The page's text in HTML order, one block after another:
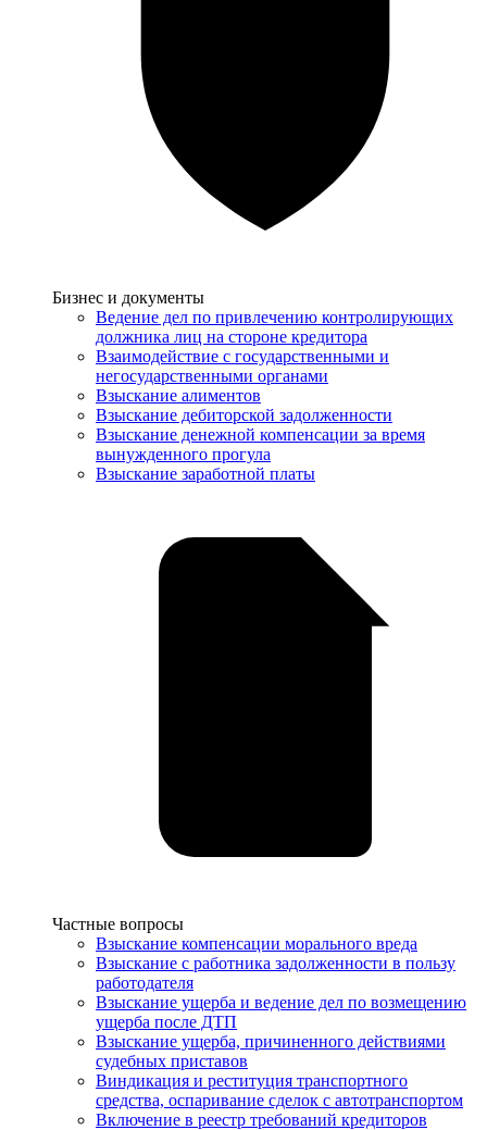
Услуги
Бизнес и документы
Ведение дел по привлечению контролирующих
должника лиц на стороне кредитора
Взаимодействие с государственными и
негосударственными органами
Взыскание алиментов
Взыскание дебиторской задолженности
Взыскание денежной компенсации за время
вынужденного прогула
Взыскание заработной платы
Услуги
Частные вопросы
Взыскание компенсации морального вреда
Взыскание с работника задолженности в пользу
работодателя
Взыскание ущерба и ведение дел по возмещению
ущерба после ДТП
Взыскание ущерба, причиненного действиями
судебных приставов
Виндикация и реституция транспортного
средства, оспаривание сделок с автотранспортом
Включение в реестр требований кредиторов